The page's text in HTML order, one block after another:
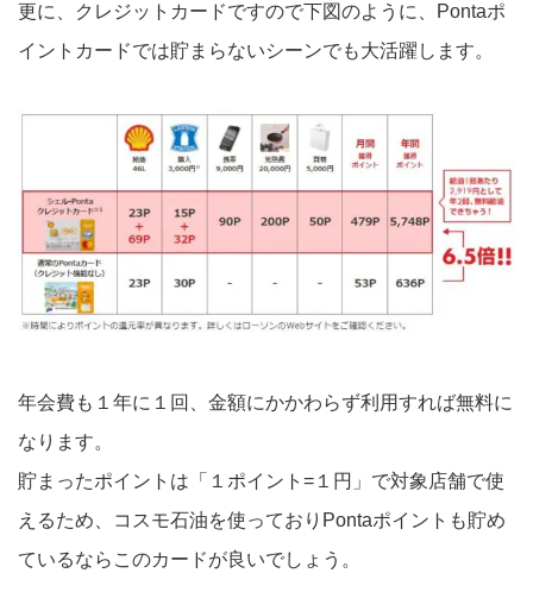
更に、クレジットカードですので下図のように、Pontaポ
イントカードでは貯まらないシーンでも大活躍します。
年会費も１年に１回、金額にかかわらず利用すれば無料に
なります。
貯まったポイントは「１ポイント=１円」で対象店舗で使
えるため、コスモ石油を使っておりPontaポイントも貯め
ているならこのカードが良いでしょう。